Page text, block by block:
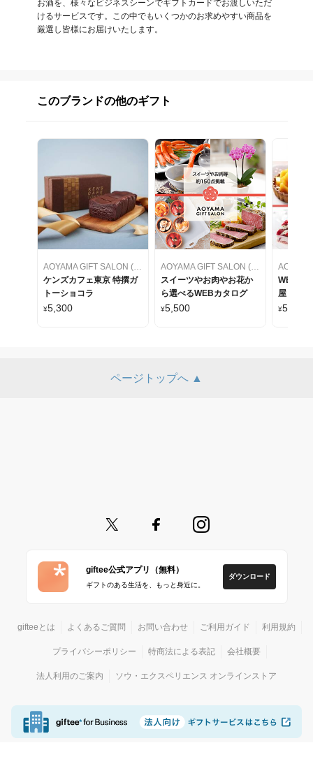
お酒を、様々なビジネスシーンでギフトカードでお渡しいただ
けるサービスです。この中でもいくつかのお求めやすい商品を
厳選し皆様にお届けいたします。
このブランドの他のギフト
AOYAMA GIFT SALON (アオヤマギフトサロン)
ケンズカフェ東京 特撰ガ
トーショコラ
¥5,300
AOYAMA GIFT SALON (アオヤマギフトサロン)
スイーツやお肉やお花か
ら選べるWEBカタログ
¥5,500
WEBカ
屋 ケー
をセレク
¥5,500
ページトップへ ▲
giftee公式アプリ（無料）
ギフトのある生活を、もっと身近に。
ダウンロード
gifteeとは よくあるご質問 お問い合わせ ご利用ガイド 利用規約
プライバシーポリシー 特商法による表記 会社概要
法人利用のご案内 ソウ・エクスペリエンス オンラインストア